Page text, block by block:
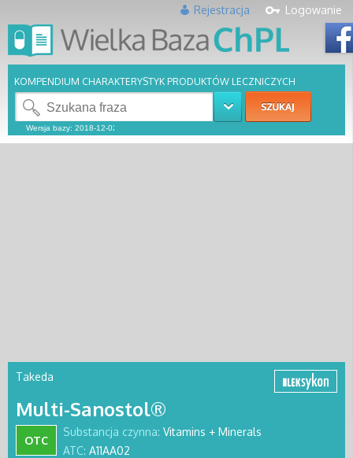
Logowanie
Rejestracja
KOMPENDIUM CHARAKTERYSTYK PRODUKTÓW LECZNICZYCH
Takeda
Multi-Sanostol®
Substancja czynna: Vitamins + Minerals
ATC: A11AA02
OTC